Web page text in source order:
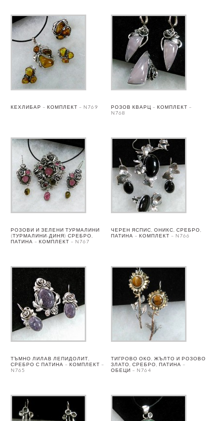
КЕХЛИБАР – КОМПЛЕКТ – N769
РОЗОВ КВАРЦ – КОМПЛЕКТ –
N768
РОЗОВИ И ЗЕЛЕНИ ТУРМАЛИНИ
(ТУРМАЛИНИ-ДИНЯ) СРЕБРО,
ПАТИНА – КОМПЛЕКТ – N767
ЧЕРЕН ЯСПИС, ОНИКС, СРЕБРО,
ПАТИНА – КОМПЛЕКТ – N766
ТЪМНО ЛИЛАВ ЛЕПИДОЛИТ,
СРЕБРО С ПАТИНА – КОМПЛЕКТ –
N765
ТИГРОВО ОКО, ЖЪЛТО И РОЗОВО
ЗЛАТО, СРЕБРО, ПАТИНА –
ОБЕЦИ – N764